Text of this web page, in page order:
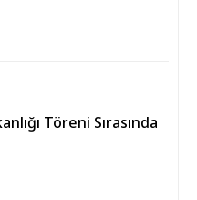
Töreni Sırasında